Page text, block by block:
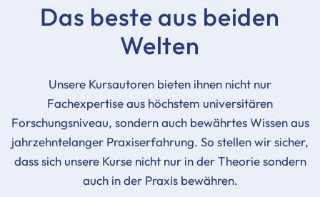
Das beste aus beiden
Welten
Unsere Kursautoren bieten ihnen nicht nur
Fachexpertise aus höchstem universitären
Forschungsniveau, sondern auch bewährtes Wissen aus
jahrzehntelanger Praxiserfahrung. So stellen wir sicher,
dass sich unsere Kurse nicht nur in der Theorie sondern
auch in der Praxis bewähren.